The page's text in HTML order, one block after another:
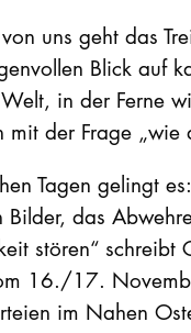
uns geht das
Blick auf
in der Ferne
mit der Frage
Tagen gelingt
Bilder, das
stören“
16./17.
im Nahen